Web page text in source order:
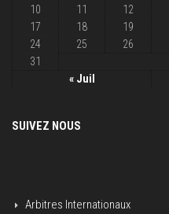
« Juil
10
11 12
17
18 19
24
25 26
31
SUIVEZ NOUS
Arbitres Internationaux